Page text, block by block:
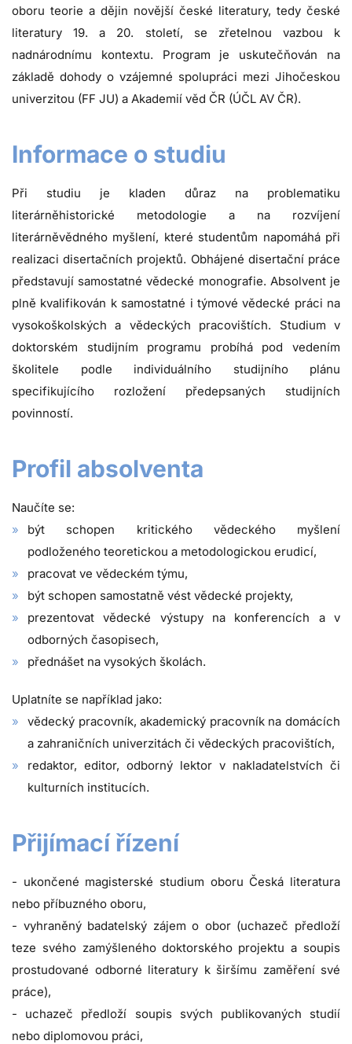
oboru teorie a dějin novější české literatury, tedy české
literatury 19. a 20. století, se zřetelnou vazbou k
nadnárodnímu kontextu. Program je uskutečňován na
základě dohody o vzájemné spolupráci mezi Jihočeskou
univerzitou (FF JU) a Akademií věd ČR (ÚČL AV ČR).
Informace o studiu
Při studiu je kladen důraz na problematiku
literárněhistorické metodologie a na rozvíjení
literárněvědného myšlení, které studentům napomáhá při
realizaci disertačních projektů. Obhájené disertační práce
představují samostatné vědecké monografie. Absolvent je
plně kvalifikován k samostatné i týmové vědecké práci na
vysokoškolských a vědeckých pracovištích. Studium v
doktorském studijním programu probíhá pod vedením
školitele podle individuálního studijního plánu
specifikujícího rozložení předepsaných studijních
povinností.
Profil absolventa
Naučíte se:
být schopen kritického vědeckého myšlení
podloženého teoretickou a metodologickou erudicí,
pracovat ve vědeckém týmu,
být schopen samostatně vést vědecké projekty,
prezentovat vědecké výstupy na konferencích a v
odborných časopisech,
přednášet na vysokých školách.
Uplatníte se například jako:
vědecký pracovník, akademický pracovník na domácích
a zahraničních univerzitách či vědeckých pracovištích,
redaktor, editor, odborný lektor v nakladatelstvích či
kulturních institucích.
Přijímací řízení
- ukončené magisterské studium oboru Česká literatura
nebo příbuzného oboru,
- vyhraněný badatelský zájem o obor (uchazeč předloží
teze svého zamýšleného doktorského projektu a soupis
prostudované odborné literatury k širšímu zaměření své
práce),
- uchazeč předloží soupis svých publikovaných studií
nebo diplomovou práci,